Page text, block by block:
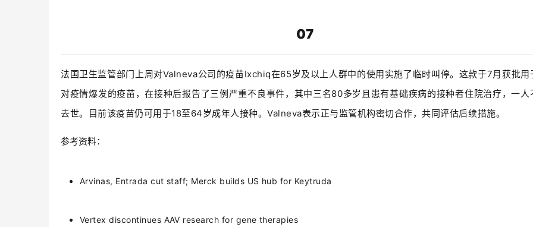
07
法国卫生监管部门上周对Valneva公司的疫苗Ixchiq在65岁及以上人群中的使用实施了临时叫停。这款于7月获批用
对疫情爆发的疫苗，在接种后报告了三例严重不良事件，其中三名80多岁且患有基础疾病的接种者住院治疗，一人
去世。目前该疫苗仍可用于18至64岁成年人接种。Valneva表示正与监管机构密切合作，共同评估后续措施。
参考资料：
Arvinas, Entrada cut staff; Merck builds US hub for Keytruda
Vertex discontinues AAV research for gene therapies